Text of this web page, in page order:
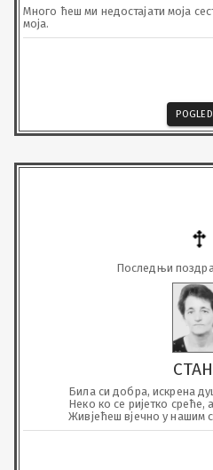
Много ћеш ми недостајати моја
моја.
Последњи
Била си добра, искрена
Неко ко се ријетко среће,
Живјећеш вјечно у нашим